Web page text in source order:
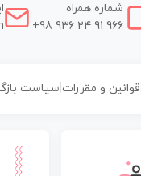
شماره همراه
+98 936 24 91 966
قوانین و مقررات سیاست